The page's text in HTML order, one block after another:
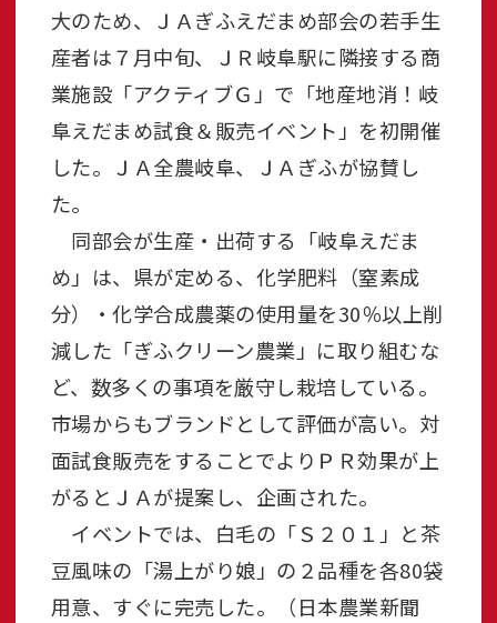
大のため、ＪＡぎふえだまめ部会の若手生
産者は７月中旬、ＪＲ岐阜駅に隣接する商
業施設「アクティブＧ」で「地産地消！岐
阜えだまめ試食＆販売イベント」を初開催
した。ＪＡ全農岐阜、ＪＡぎふが協賛し
た。
同部会が生産・出荷する「岐阜えだま
め」は、県が定める、化学肥料（窒素成
分）・化学合成農薬の使用量を30％以上削
減した「ぎふクリーン農業」に取り組むな
ど、数多くの事項を厳守し栽培している。
市場からもブランドとして評価が高い。対
面試食販売をすることでよりＰＲ効果が上
がるとＪＡが提案し、企画された。
イベントでは、白毛の「Ｓ２０１」と茶
豆風味の「湯上がり娘」の２品種を各80袋
用意、すぐに完売した。（日本農業新聞